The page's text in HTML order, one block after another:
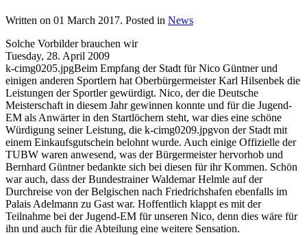
Written on 01 March 2017. Posted in News
Solche Vorbilder brauchen wir
Tuesday, 28. April 2009
k-cimg0205.jpgBeim Empfang der Stadt für Nico Güntner und
einigen anderen Sportlern hat Oberbürgermeister Karl Hilsenbek die
Leistungen der Sportler gewürdigt. Nico, der die Deutsche
Meisterschaft in diesem Jahr gewinnen konnte und für die Jugend-
EM als Anwärter in den Startlöchern steht, war dies eine schöne
Würdigung seiner Leistung, die k-cimg0209.jpgvon der Stadt mit
einem Einkaufsgutschein belohnt wurde. Auch einige Offizielle der
TUBW waren anwesend, was der Bürgermeister hervorhob und
Bernhard Güntner bedankte sich bei diesen für ihr Kommen. Schön
war auch, dass der Bundestrainer Waldemar Helmle auf der
Durchreise von der Belgischen nach Friedrichshafen ebenfalls im
Palais Adelmann zu Gast war. Hoffentlich klappt es mit der
Teilnahme bei der Jugend-EM für unseren Nico, denn dies wäre für
ihn und auch für die Abteilung eine weitere Sensation.